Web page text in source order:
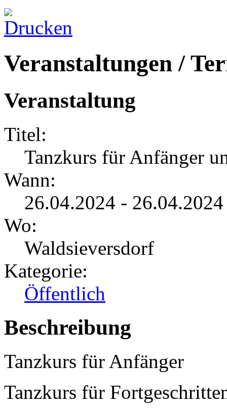
Veranstaltungen /
Veranstaltung
Titel:
Tanzkurs für Anfänger
Wann:
26.04.2024 -
Wo:
Waldsieversdorf
Kategorie:
Öffentlich
Beschreibung
Tanzkurs für Anfänger
Tanzkurs für